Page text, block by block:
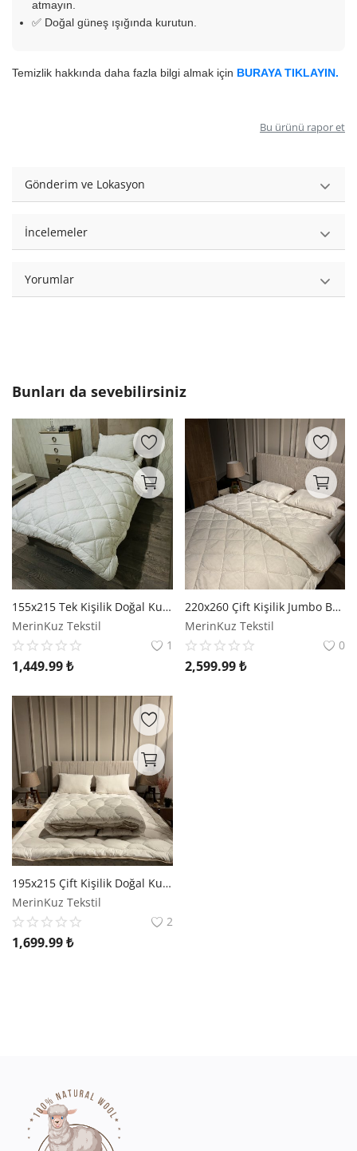
atmayın.
✅ Doğal güneş ışığında kurutun.
Temizlik hakkında daha fazla bilgi almak için BURAYA TIKLAYIN.
Bu ürünü rapor et
Gönderim ve Lokasyon
İncelemeler
Yorumlar
Bunları da sevebilirsiniz
155x215 Tek Kişilik Doğal Kuzu Yünü Yorgan | Merinos Kuzu Yünü
MerinKuz Tekstil
1
1,449.99₺
220x260 Çift Kişilik Jumbo Battal Boy Doğal Kuzu Yünü Yorgan | Merinos Kuzu Yünü
MerinKuz Tekstil
0
2,599.99₺
195x215 Çift Kişilik Doğal Kuzu Yünü Yorgan | Merinos Kuzu Yünü
MerinKuz Tekstil
2
1,699.99₺